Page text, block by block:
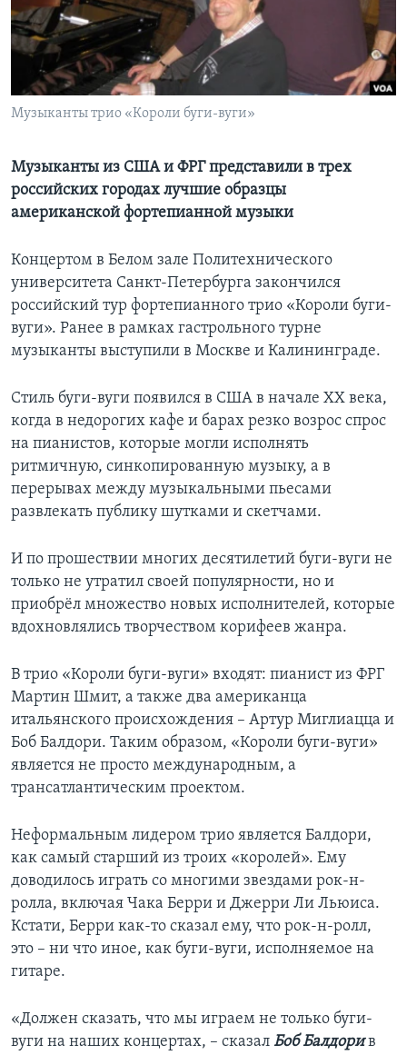
Learning English
СОЦИАЛЬНЫЕ СЕТИ
Языки
Музыканты трио «Короли буги-вуги»
Музыканты из США и ФРГ представили в трех
российских городах лучшие образцы
американской фортепианной музыки
Концертом в Белом зале Политехнического
университета Санкт-Петербурга закончился
российский тур фортепианного трио «Короли буги-
вуги». Ранее в рамках гастрольного турне
музыканты выступили в Москве и Калининграде.
Стиль буги-вуги появился в США в начале ХХ века,
когда в недорогих кафе и барах резко возрос спрос
на пианистов, которые могли исполнять
ритмичную, синкопированную музыку, а в
перерывах между музыкальными пьесами
развлекать публику шутками и скетчами.
И по прошествии многих десятилетий буги-вуги не
только не утратил своей популярности, но и
приобрёл множество новых исполнителей, которые
вдохновлялись творчеством корифеев жанра.
В трио «Короли буги-вуги» входят: пианист из ФРГ
Мартин Шмит, а также два американца
итальянского происхождения – Артур Миглиацца и
Боб Балдори. Таким образом, «Короли буги-вуги»
является не просто международным, а
трансатлантическим проектом.
Неформальным лидером трио является Балдори,
как самый старший из троих «королей». Ему
доводилось играть со многими звездами рок-н-
ролла, включая Чака Берри и Джерри Ли Льюиса.
Кстати, Берри как-то сказал ему, что рок-н-ролл,
это – ни что иное, как буги-вуги, исполняемое на
гитаре.
«Должен сказать, что мы играем не только буги-
вуги на наших концертах, – сказал Боб Балдорив